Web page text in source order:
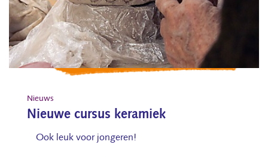
Nieuws
Nieuwe cursus keramiek
Ook leuk voor jongeren!